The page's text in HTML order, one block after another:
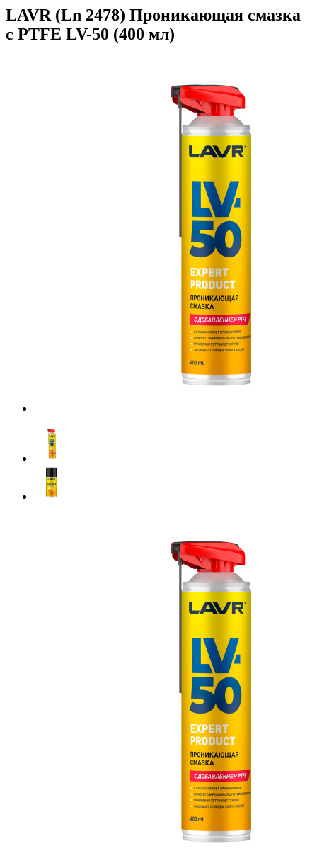
LAVR (Ln 2478) Проникающая смазка
с PTFE LV-50 (400 мл)